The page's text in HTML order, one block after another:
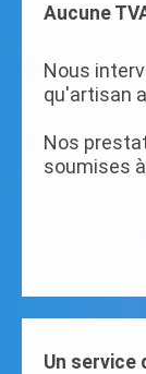
Aucune
Nous
qu'artisan
Nos
soumises
Un service